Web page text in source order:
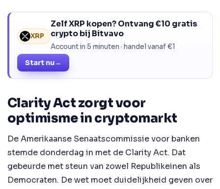
XRP
Zelf XRP kopen? Ontvang €10 gratis
crypto bij Bitvavo
Account in 5 minuten · handel vanaf €1
Start nu→
Clarity Act zorgt voor
optimisme in cryptomarkt
De Amerikaanse Senaatscommissie voor banken
stemde donderdag in met de Clarity Act. Dat
gebeurde met steun van zowel Republikeinen als
Democraten. De wet moet duidelijkheid geven over